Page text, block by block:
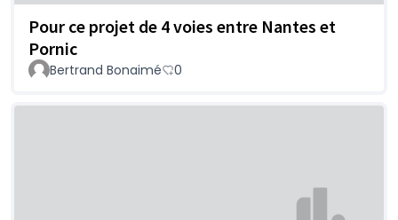
Pour ce projet de 4 voies entre Nantes et
Pornic
Bertrand Bonaimé 0